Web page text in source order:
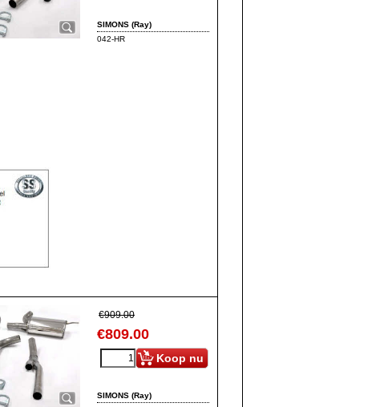
SIMONS (Ray)
042-HR
€909.00
€809.00
Koop nu
SIMONS (Ray)